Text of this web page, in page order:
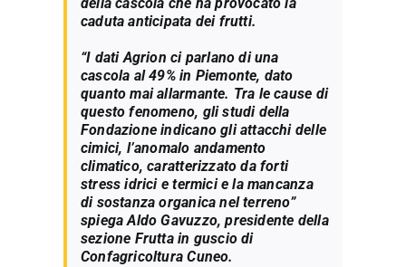
della cascola che ha provocato la
caduta anticipata dei frutti.
“I dati Agrion ci parlano di una
cascola al 49% in Piemonte, dato
quanto mai allarmante. Tra le cause di
questo fenomeno, gli studi della
Fondazione indicano gli attacchi delle
cimici, l’anomalo andamento
climatico, caratterizzato da forti
stress idrici e termici e la mancanza
di sostanza organica nel terreno”
spiega Aldo Gavuzzo, presidente della
sezione Frutta in guscio di
Confagricoltura Cuneo.